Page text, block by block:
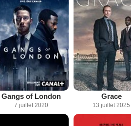
Gangs of London
7 juillet 2020
Grace
13 juillet 2025